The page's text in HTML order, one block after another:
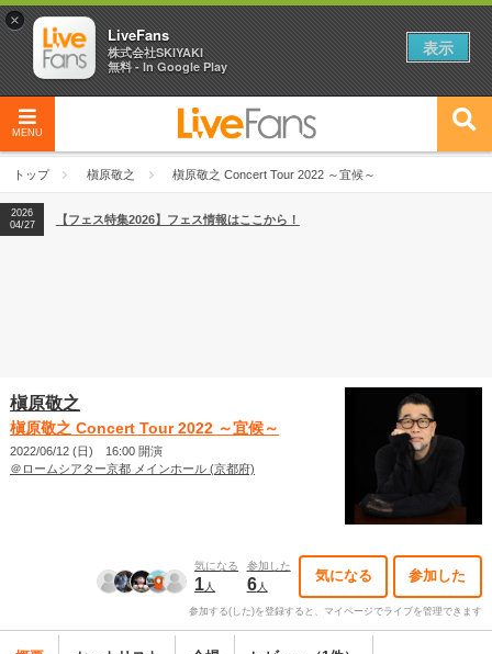
MENU
トップ 槇原敬之 槇原敬之 Concert Tour 2022 ～宜候～
2026
04/27
2026
【ライブ動員ランキング】2026年上半期編発表！
2026
04/27
【フェス特集2026】フェス情報はここから！
槇原敬之
槇原敬之 Concert Tour 2022 ～宜候～
2022/06/12 (日) 16:00 開演
＠ロームシアター京都 メインホール (京都府)
気になる
1人
参加した
6人
気になる 参加した
参加する(した)を登録すると、マイページでライブを管理できます
×
LiveFans
株式会社SKIYAKI
無料 - In Google Play
表示